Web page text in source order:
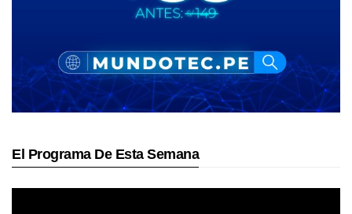
El Programa De Esta Semana